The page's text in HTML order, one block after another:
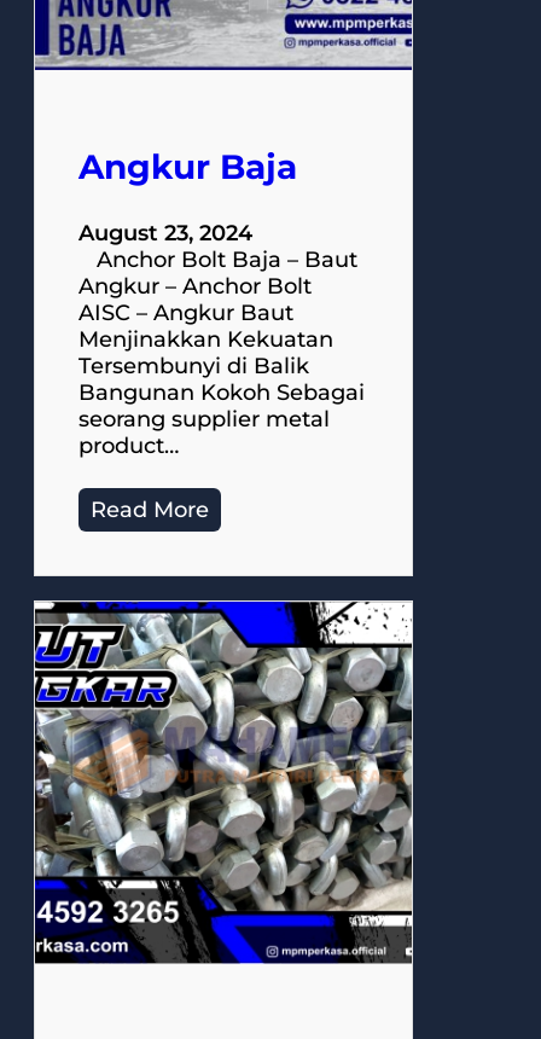
Angkur Baja
August 23, 2024
Anchor Bolt Baja – Baut
Angkur – Anchor Bolt
AISC – Angkur Baut
Menjinakkan Kekuatan
Tersembunyi di Balik
Bangunan Kokoh Sebagai
seorang supplier metal
product…
Read More